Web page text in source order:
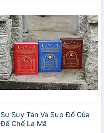
Sự Suy Tàn Và Sụp Đổ Của
Đế Chế La Mã